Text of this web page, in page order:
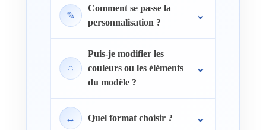
✎
Comment se passe la
personnalisation ?
◌
Puis-je modifier les
couleurs ou les éléments
du modèle ?
↔ Quel format choisir ?